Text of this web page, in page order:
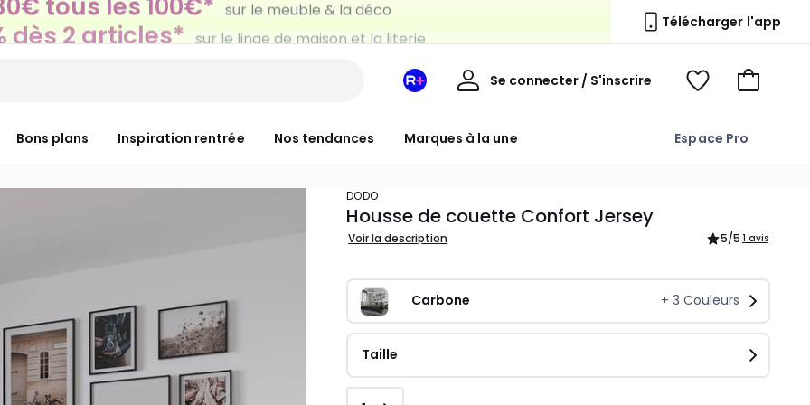
dès 2 articles* sur le linge de maison et la literie Télécharger l'app
Bons plans Inspiration rentrée Nos tendances Marques à la une Espace Pro
Mon
Redoute
Se connecter / S'inscrire
Mon
Voir
Voir
DODO
Housse de couette Confort Jersey
Voir la description 5/5 1 avis
Carbone + 3 Couleurs
Taille